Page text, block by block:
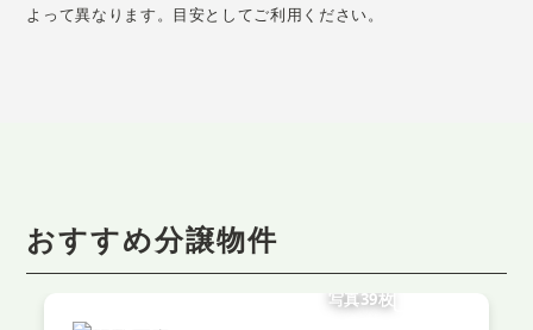
よって異なります。目安としてご利用ください。
おすすめ分譲物件
写真39枚